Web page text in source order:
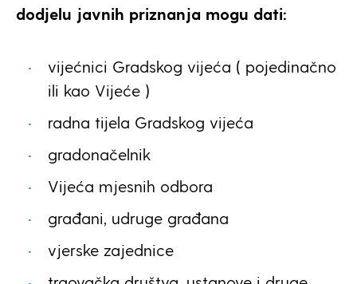
dodjelu javnih priznanja mogu dati:
vijećnici Gradskog vijeća ( pojedinačno
ili kao Vijeće )
radna tijela Gradskog vijeća
gradonačelnik
Vijeća mjesnih odbora
građani, udruge građana
vjerske zajednice